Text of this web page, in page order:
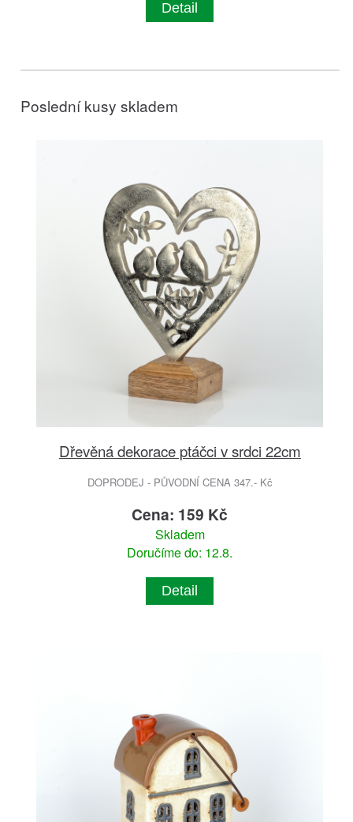
Detail
Poslední kusy skladem
Dřevěná dekorace ptáčci v srdci 22cm
DOPRODEJ - PŮVODNÍ CENA 347.- Kč
Cena: 159 Kč
Skladem
Doručíme do: 12.8.
Detail